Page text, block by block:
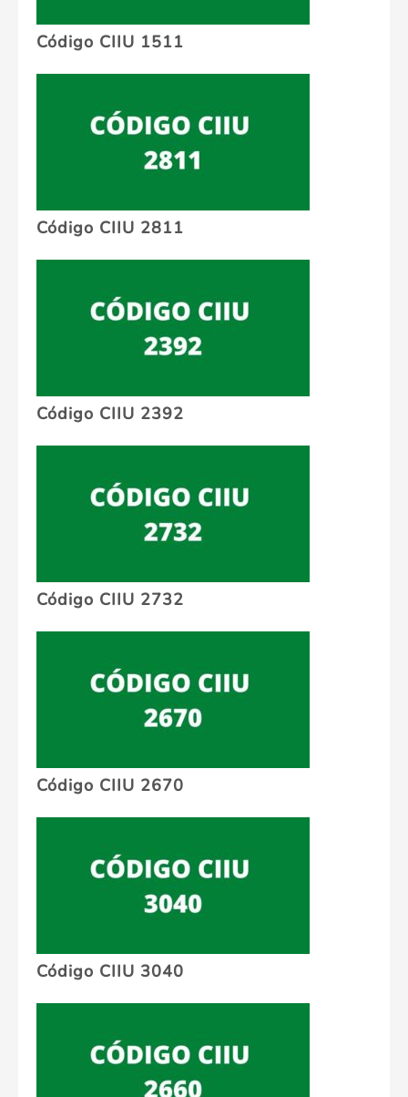
Código CIIU 1511
Código CIIU 2811
Código CIIU 2392
Código CIIU 2732
Código CIIU 2670
Código CIIU 3040